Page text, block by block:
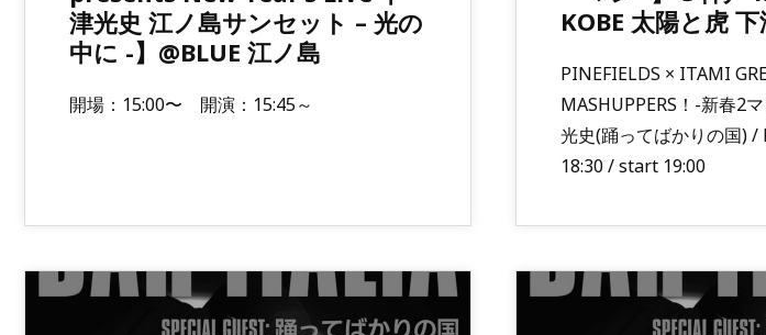
津光史 江ノ島サンセット – 光の
中に -】@BLUE 江ノ島
開場：15:00〜 開演：15:45～
KOBE 太陽と虎
PINEFIELDS × ITAMI
MASHUPPERS！-新春2
光史(踊ってばかりの国)
18:30 / start 19:00